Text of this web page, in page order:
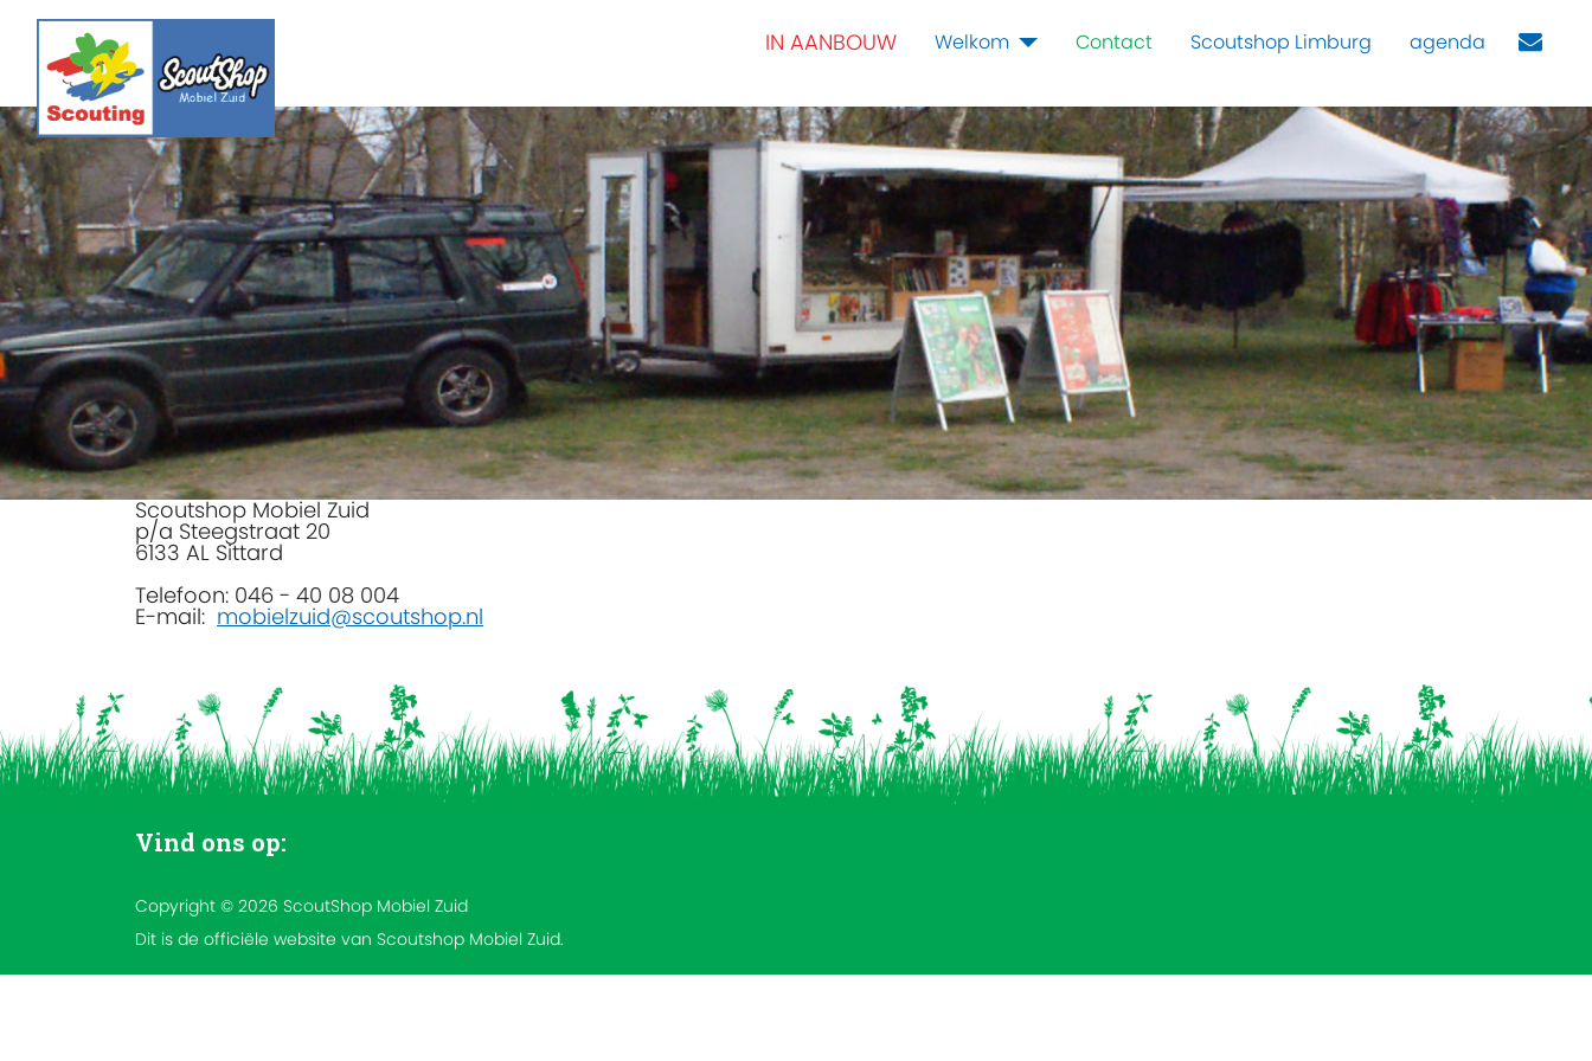
IN AANBOUW Welkom Contact Scoutshop Limburg agenda
Scoutshop Mobiel Zuid
p/a Steegstraat 20
6133 AL Sittard
Telefoon: 046 - 40 08 004
E-mail: mobielzuid@scoutshop.nl
Vind ons op:
Copyright © 2026 ScoutShop Mobiel Zuid
Dit is de officiële website van Scoutshop Mobiel Zuid.